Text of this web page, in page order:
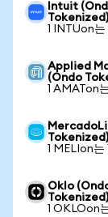
Intuit
Tokenized)
1 INTUon는
Applied
(Ondo
1 AMATon
Tokenized)
1 MELIon
Oklo
Tokenized)
1 OKLOon